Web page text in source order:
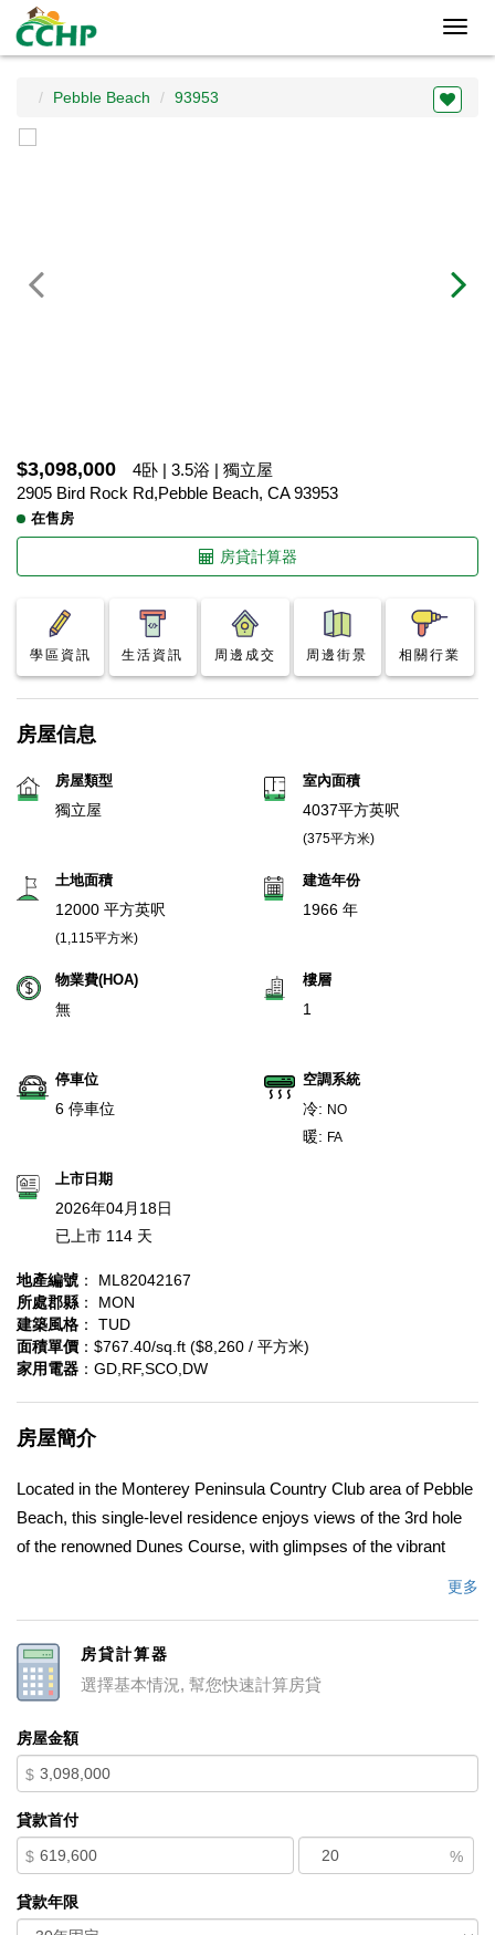
Pebble Beach 93953
$3,098,000
4卧 | 3.5浴 | 獨立屋
2905 Bird Rock Rd,Pebble Beach, CA 93953
在售房
房貸計算器
學區資訊 生活資訊 周邊成交 周邊街景 相關行業
房屋信息
房屋類型
獨立屋
室內面積
4037平方英呎
(375平方米)
土地面積
12000 平方英呎
(1,115平方米)
建造年份
1966 年
物業費(HOA)
無
樓層
1
停車位
6 停車位
空調系統
冷: NO
暖: FA
上市日期
2026年04月18日
已上市 114 天
地產編號 ： ML82042167
所處郡縣 ： MON
建築風格 ： TUD
面積單價 ：$767.40/sq.ft ($8,260 / 平方米)
家用電器 ：GD,RF,SCO,DW
房屋簡介
Located in the Monterey Peninsula Country Club area of Pebble
Beach, this single-level residence enjoys views of the 3rd hole
of the renowned Dunes Course, with glimpses of the vibrant
two guest bedrooms served by a shared bath. The kitchen
opens to the breakfast area and family room, while a formal
celebrations. A three-car garage is positioned at the rear of the
property and is complemented by a circular driveway designed
miles of oceanfront trails, extraordinary coastal beauty, and the
cultural offerings of the Monterey Peninsula.
更多
房貸計算器
選擇基本情況, 幫您快速計算房貸
房屋金額
$
貸款首付
$ %
貸款年限